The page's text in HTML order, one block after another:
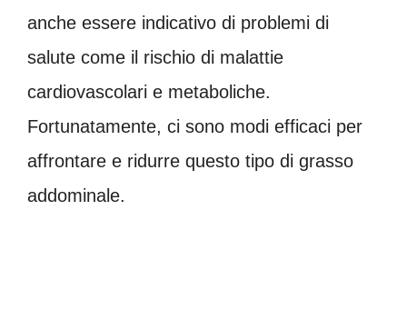
anche essere indicativo di problemi di
salute come il rischio di malattie
cardiovascolari e metaboliche.
Fortunatamente, ci sono modi efficaci per
affrontare e ridurre questo tipo di grasso
addominale.